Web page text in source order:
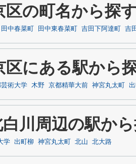
区の町名から探
田中春菜町 田中東春菜町 吉田下阿達町 吉
区にある駅から
術大学 木野 京都精華大前 神宮丸太町
川周辺の駅か
学 出町柳 神宮丸太町 北山 北大路